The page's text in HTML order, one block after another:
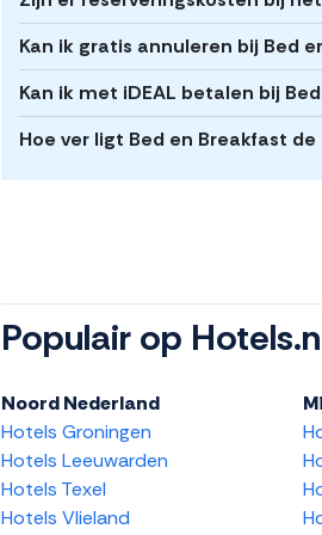
Kan ik gratis annuleren bij Bed
Kan ik met iDEAL betalen bij
Hoe ver ligt Bed en Breakfast
Populair op
Noord Nederland
Hotels Groningen
Hotels Leeuwarden
Hotels Texel
Hotels Vlieland